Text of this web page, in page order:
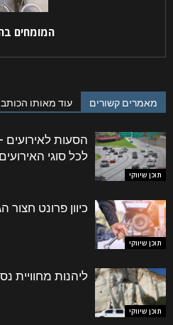
המומחים
מאמרים קשורים עוד מאותו הכותב
תוכן שיווקי
הסעות לאירועים
לכל סוגי האירועים
תוכן שיווקי
כיוון פרונט חצור
תוכן שיווקי
ליהנות מחוויית